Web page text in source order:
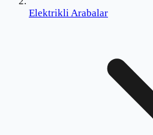
Elektrikli Arabalar